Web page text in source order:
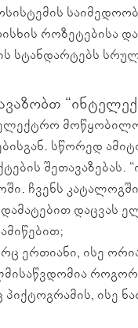
როზეტებისა
სტანდარტებს
სწორედ
შეთავაზებას.
ჩვენს
დაცვას
ერთიანი, ისე
ისე